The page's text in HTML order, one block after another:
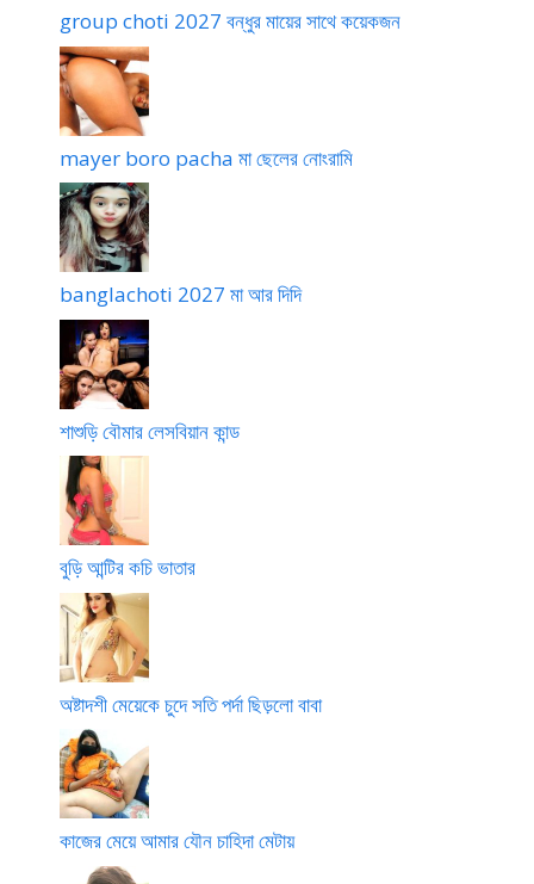
group choti 2027 বন্ধুর মায়ের সাথে কয়েকজন
mayer boro pacha মা ছেলের নোংরামি
banglachoti 2027 মা আর দিদি
শাশুড়ি বৌমার লেসবিয়ান কান্ড
বুড়ি আন্টির কচি ভাতার
অষ্টাদশী মেয়েকে চুদে সতি পর্দা ছিড়লো বাবা
কাজের মেয়ে আমার যৌন চাহিদা মেটায়